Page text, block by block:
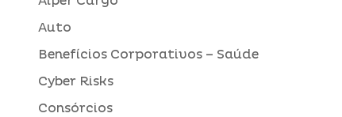
Auto
Benefícios Corporativos – Saúde
Cyber Risks
Consórcios